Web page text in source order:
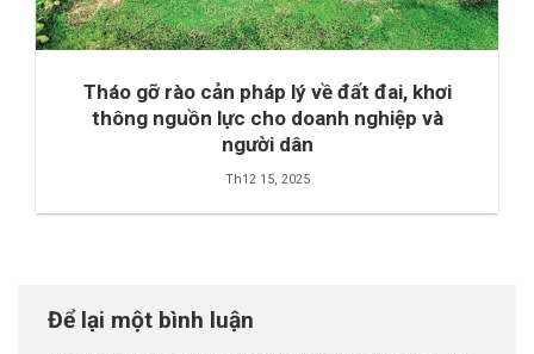
Tháo gỡ rào cản pháp lý về đất đai, khơi
thông nguồn lực cho doanh nghiệp và
người dân
Th12 15, 2025
Để lại một bình luận